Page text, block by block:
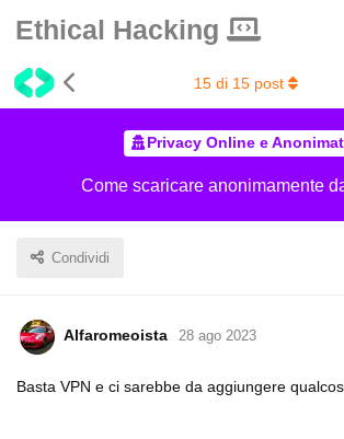
Ethical Hacking
Privacy Online e
Come scaricare anonimamente
Condividi
15di 15post
Alfaromeoista 28 ago 2023
Basta VPN e ci sarebbe da aggiungere